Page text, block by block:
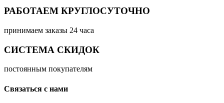
РАБОТАЕМ КРУГЛОСУТОЧНО
принимаем заказы 24 часа
СИСТЕМА СКИДОК
постоянным покупателям
Связаться с нами